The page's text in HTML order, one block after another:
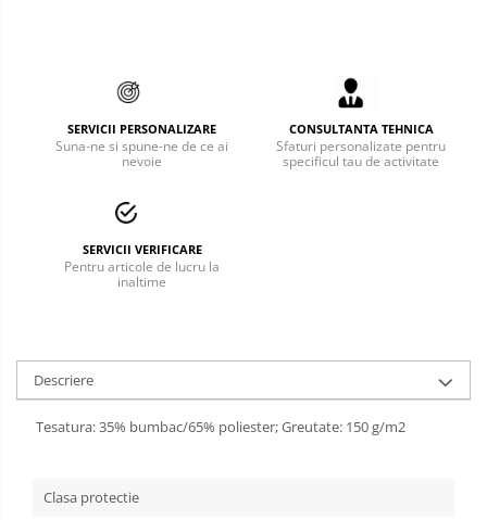
Pantofi de protectie
Sandale de protectie
Bocanci de protectie
Cizme de protectie
Incaltaminte alba de protectie
Pantofi fara protectie
Manecute
SERVICII PERSONALIZARE
Suna-ne si spune-ne de ce ai
nevoie
CONSULTANTA TEHNICA
Sfaturi personalizate pentru
specificul tau de activitate
SERVICII VERIFICARE
Pentru articole de lucru la
inaltime
Descriere
Tesatura: 35% bumbac/65% poliester; Greutate: 150 g/m2
Clasa protectie